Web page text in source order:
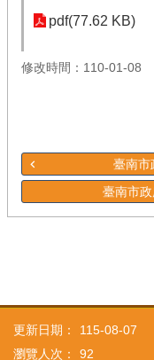
pdf(77.62 KB)
修改時間：110-01-08
臺南市
臺南市政
更新日期：
115-08-07
瀏覽人次：
92